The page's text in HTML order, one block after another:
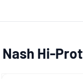
Nash Hi-